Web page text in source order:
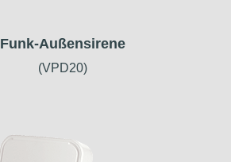
Funk-Außensirene
(VPD20)